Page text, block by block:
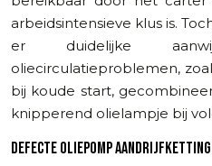
arbeidsintensieve klus is.
er duidelijke
oliecirculatieproblemen,
bij koude start,
knipperend olielampje bij
DEFECTE OLIEPOMP